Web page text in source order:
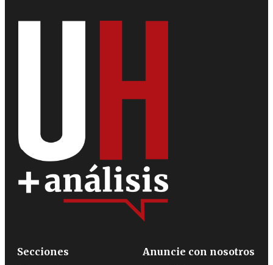
Secciones
Anuncie con nosotros